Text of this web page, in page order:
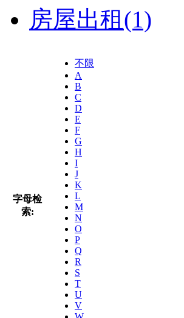
房屋出租(1)
字母检
索:
不限
A
B
C
D
E
F
G
H
I
J
K
L
M
N
O
P
Q
R
S
T
U
V